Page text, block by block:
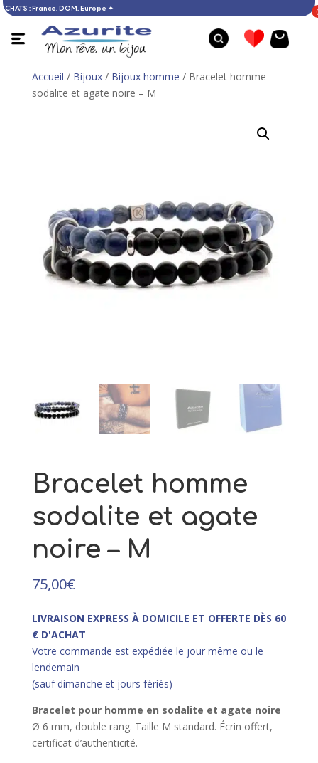
€ D’ACHATS : France, DOM, Europe ✦
Accueil / Bijoux/ Bijoux homme / Bracelet homme
sodalite et agate noire – M
Bracelet homme
sodalite et agate
noire – M
75,00€
LIVRAISON EXPRESS À DOMICILE ET OFFERTE DÈS 60
€ D'ACHAT
Votre commande est expédiée le jour même ou le
lendemain
(sauf dimanche et jours fériés)
Bracelet pour homme en sodalite et agate noire
Ø 6 mm, double rang. Taille M standard. Écrin offert,
certificat d’authenticité.